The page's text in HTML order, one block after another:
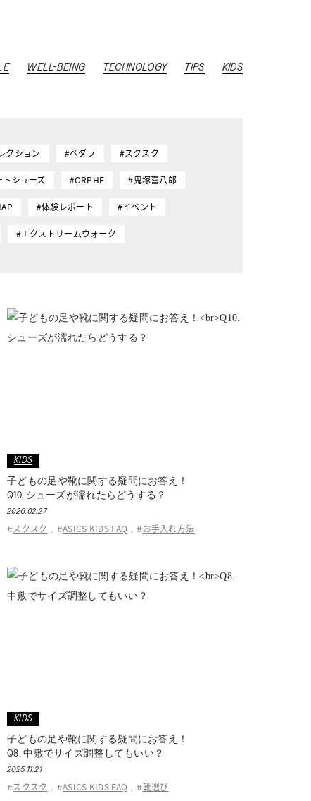
WELL-BEING TECHNOLOGY TIPS KIDS
クション #ペダラ #スクスク
シューズ #ORPHE #鬼塚喜八郎
#体験レポート #イベント
#エクストリームウォーク
KIDS
子どもの足や靴に関する疑問にお答え！
Q10. シューズが濡れたらどうする？
2026.02.27
# スクスク , #ASICS KIDS FAQ , # お手入れ方法
KIDS
子どもの足や靴に関する疑問にお答え！
Q8. 中敷でサイズ調整してもいい？
2025.11.21
# スクスク , #ASICS KIDS FAQ , # 靴選び